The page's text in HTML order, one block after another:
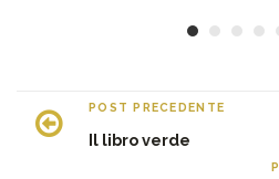
POST PRECEDENTE
Il libro verde